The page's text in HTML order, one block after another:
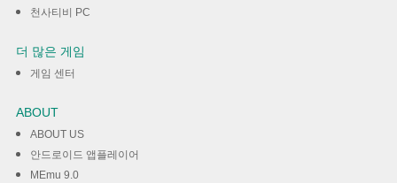
천사티비 PC
더 많은 게임
게임 센터
ABOUT
ABOUT US
안드로이드 앱플레이어
MEmu 9.0